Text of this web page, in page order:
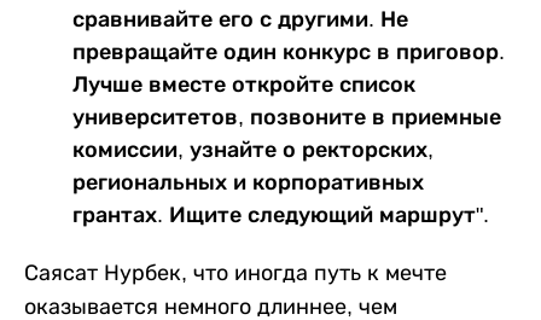
сравнивайте его с другими. Не
превращайте один конкурс в приговор.
Лучше вместе откройте список
университетов, позвоните в приемные
комиссии, узнайте о ректорских,
региональных и корпоративных
грантах. Ищите следующий маршрут".
Саясат Нурбек, что иногда путь к мечте
оказывается немного длиннее, чем